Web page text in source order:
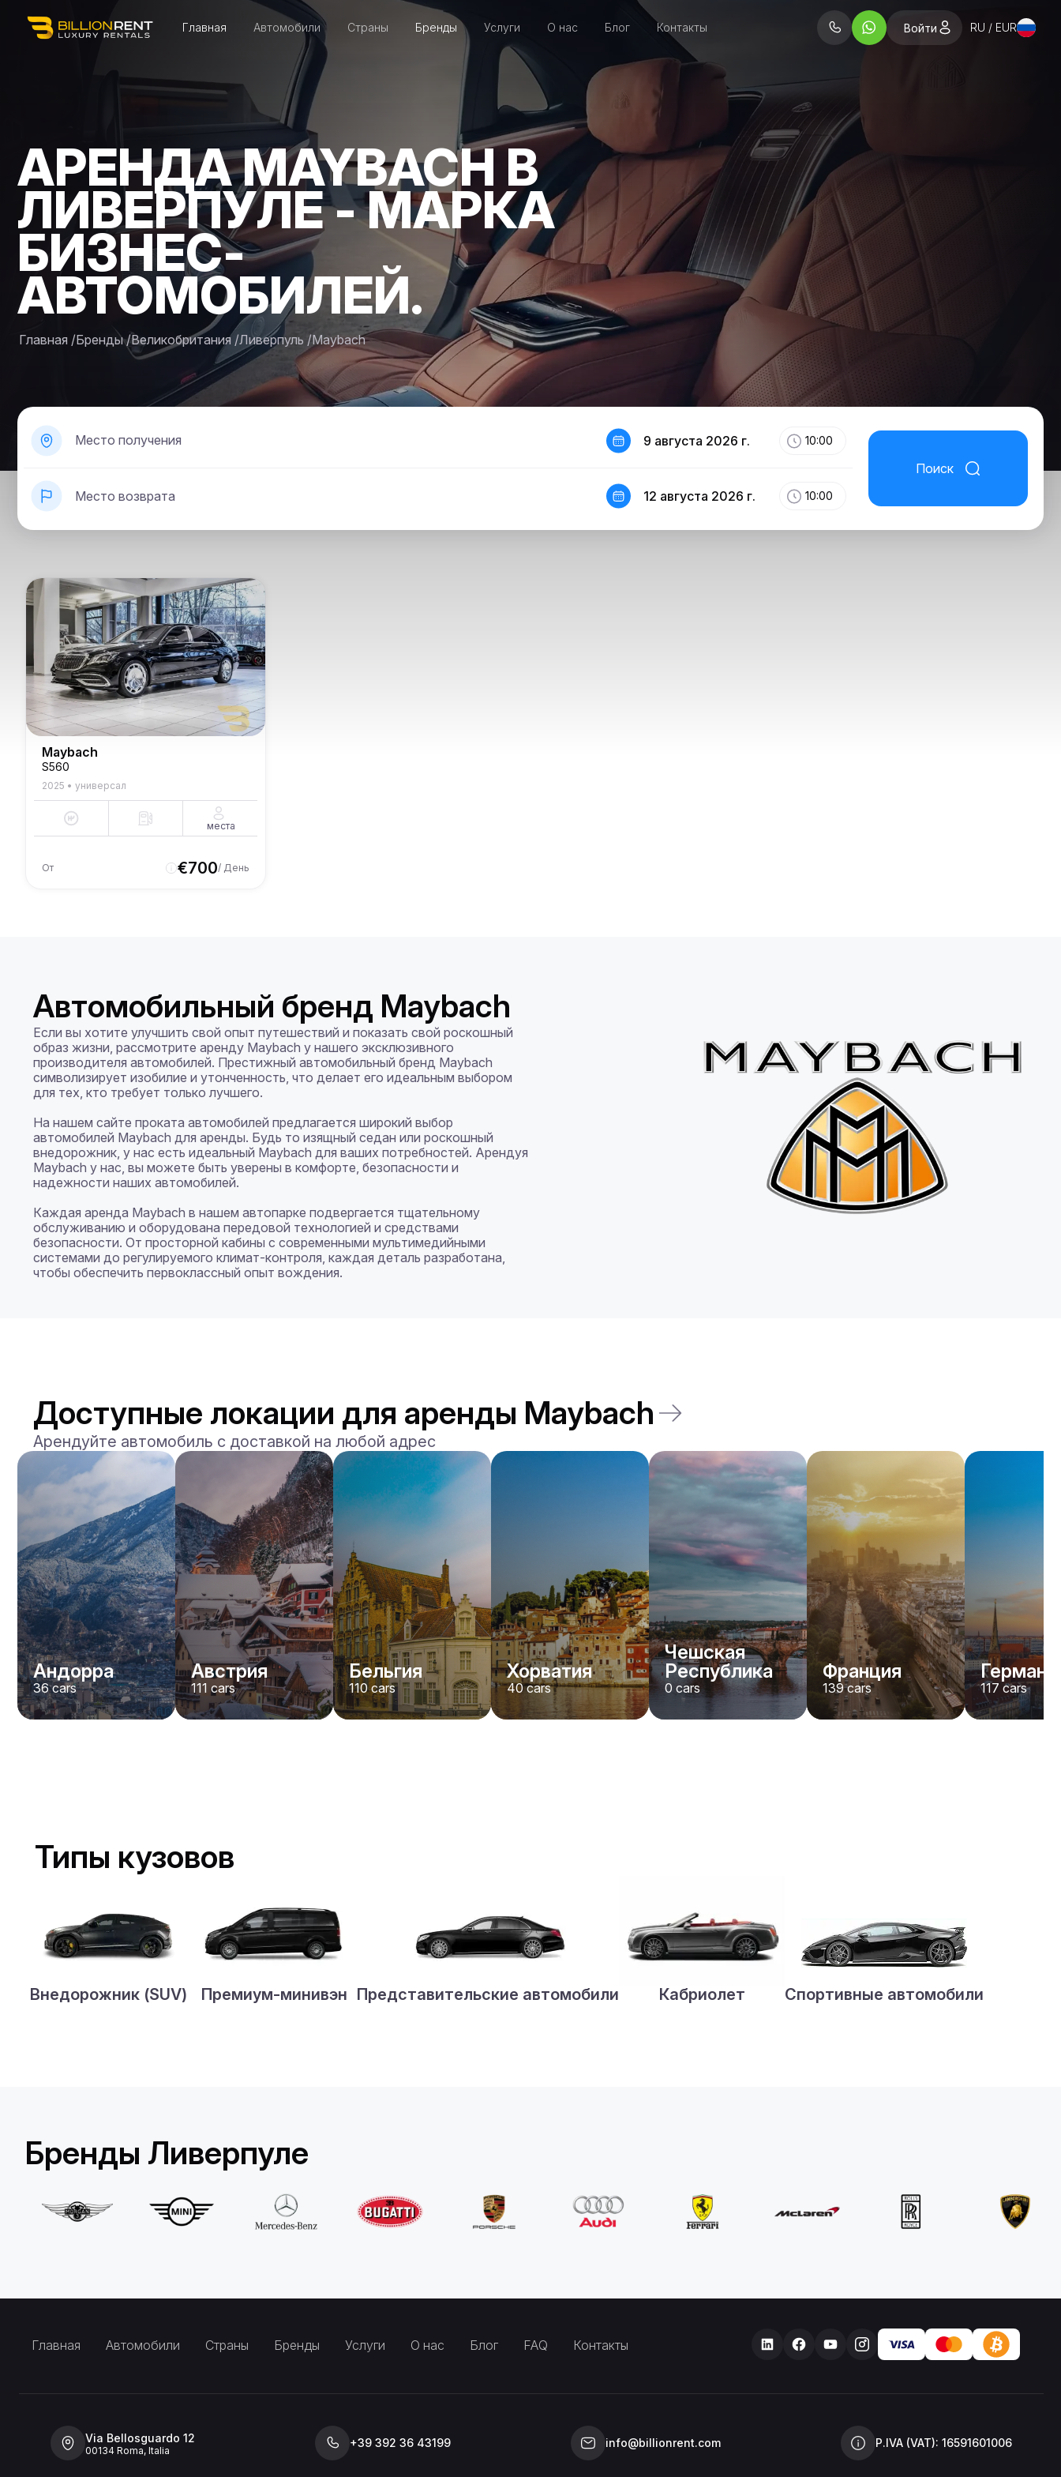
Главная Автомобили Страны Бренды Услуги О нас Блог Контакты Войти RU / EUR
АРЕНДА MAYBACH В
ЛИВЕРПУЛЕ - МАРКА
БИЗНЕС-
АВТОМОБИЛЕЙ.
Главная /Бренды /Великобритания /Ливерпуль /Maybach
Место получения
Место возврата
9 августа 2026 г. 10:00
12 августа 2026 г. 10:00
Поиск
Maybach
S560
2025 • универсал
места
От €700/ День
Автомобильный бренд Maybach
Если вы хотите улучшить свой опыт путешествий и показать свой роскошный
образ жизни, рассмотрите аренду Maybach у нашего эксклюзивного
производителя автомобилей. Престижный автомобильный бренд Maybach
символизирует изобилие и утонченность, что делает его идеальным выбором
для тех, кто требует только лучшего.
На нашем сайте проката автомобилей предлагается широкий выбор
автомобилей Maybach для аренды. Будь то изящный седан или роскошный
внедорожник, у нас есть идеальный Maybach для ваших потребностей. Арендуя
Maybach у нас, вы можете быть уверены в комфорте, безопасности и
надежности наших автомобилей.
Каждая аренда Maybach в нашем автопарке подвергается тщательному
обслуживанию и оборудована передовой технологией и средствами
безопасности. От просторной кабины с современными мультимедийными
системами до регулируемого климат-контроля, каждая деталь разработана,
чтобы обеспечить первоклассный опыт вождения.
Доступные локации для аренды Maybach
Арендуйте автомобиль с доставкой на любой адрес
Андорра
36cars
Австрия
111 cars
Бельгия
110cars
Хорватия
40cars
Чешская
Республика
0 cars
Франция
139cars 117 cars
Типы кузовов
Внедорожник (SUV) Премиум-минивэн Представительские автомобили Кабриолет Спортивные автомобили
Бренды Ливерпуле
Главная Автомобили Страны Бренды Услуги О нас Блог FAQ Контакты
Via Bellosguardo 12
00134 Roma, Italia
+39 392 36 43199 info@billionrent.com P.IVA (VAT): 16591601006